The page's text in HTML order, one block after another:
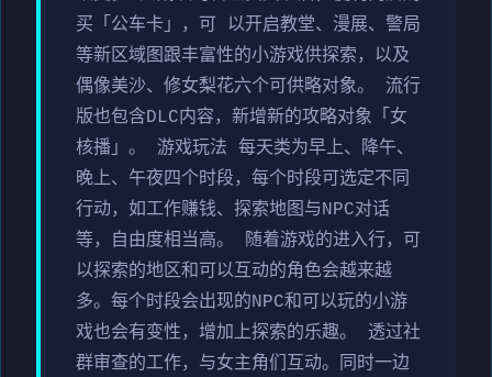
买「公车卡」，可 以开启教堂、漫展、警局
等新区域图跟丰富性的小游戏供探索，以及
偶像美沙、修女梨花六个可供略对象。 流行
版也包含DLC内容，新增新的攻略对象「女
核播」。 游戏玩法 每天类为早上、降午、
晚上、午夜四个时段，每个时段可选定不同
行动，如工作赚钱、探索地图与NPC对话
等，自由度相当高。 随着游戏的进入行，可
以探索的地区和可以互动的角色会越来越
多。每个时段会出现的NPC和可以玩的小游
戏也会有变性，增加上探索的乐趣。 透过社
群审查的工作，与女主角们互动。同时一边